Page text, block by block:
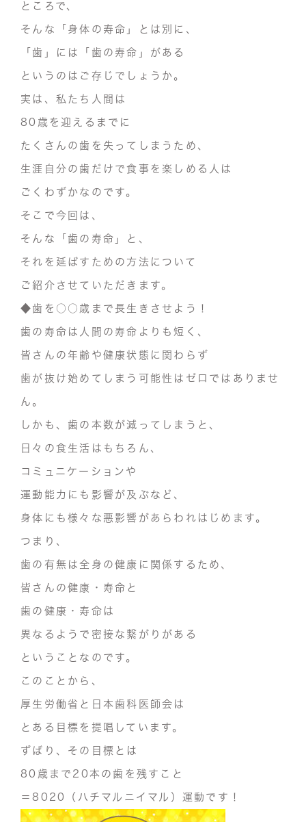
ところで、
そんな「身体の寿命」とは別に、
「歯」には「歯の寿命」がある
というのはご存じでしょうか。
実は、私たち人間は
80歳を迎える まで に
たくさんの歯を失ってしまう ため、
生涯自分の歯だけで食事を楽しめる人は
ごくわずかなのです。
そこで今回は、
そんな「歯の寿命」と、
それを延ばすための方法について
ご紹介させていただきます。
◆歯を○○歳まで長生きさせよう！
歯の寿命は人間の寿命よりも短く、
皆さんの年齢や健康状態に関わらず
歯が抜け始めてしまう可能性はゼロではありませ
ん。
しかも、歯の本数が減ってしまうと、
日々の食生活 はもちろん、
コミュニケーションや
運動能力にも影響が及ぶ など、
身体にも様々な悪影響があらわれはじめます。
つまり、
歯の有無は全身の健康に関係する ため、
皆さんの健康・寿命 と
歯の健康・寿命 は
異なるようで密接な繋がりがある
ということなのです。
このことから、
厚生労働省と日本歯科医師会は
とある目標を提唱しています。
ずばり、その目標とは
80歳まで20本の歯を残すこと
＝8020（ハチマルニイマル）運動です！